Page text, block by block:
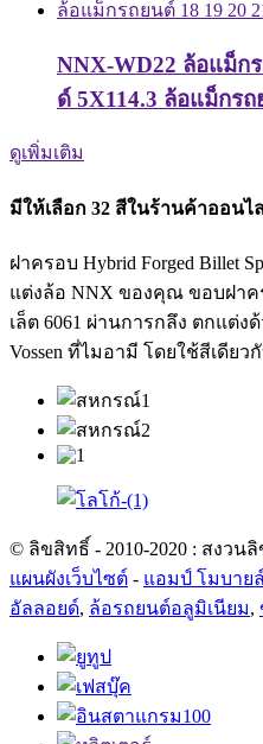
NNX-WD22 ล้อแม็ก
ด์ 5X114.3 ล้อแม็กรถ
ดูเพิ่มเติม
มีให้เลือก 32 สีในร้านค้าออนไ
ฝาครอบ Hybrid Forged Billet
แต่งล้อ NNX ของคุณ ขอบฝาค
เล็ต 6061 ผ่านการกลึง ตกแต่ง
Vossen ที่ไมอามี โดยใช้สีเดียว
© ลิขสิทธิ์ - 2010-2020 : สงวน
แผนผังเว็บไซต์ - แอมป์ โมบายล์
อัลลอยด์, ล้อรถยนต์อลูมิเนียม,